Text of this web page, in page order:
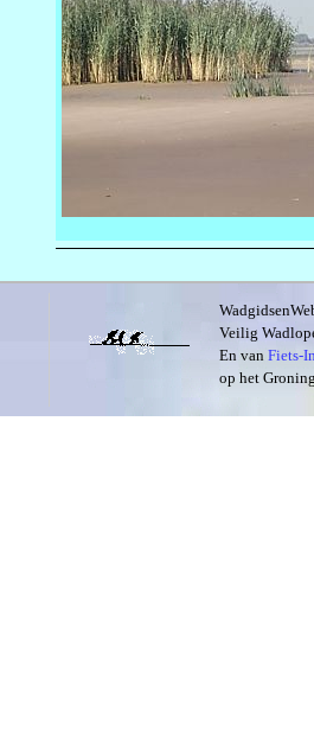
Veilig
En van Fiets-
op het